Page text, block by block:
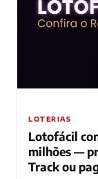
LOTERIAS
Lotofácil
milhões —
Track ou